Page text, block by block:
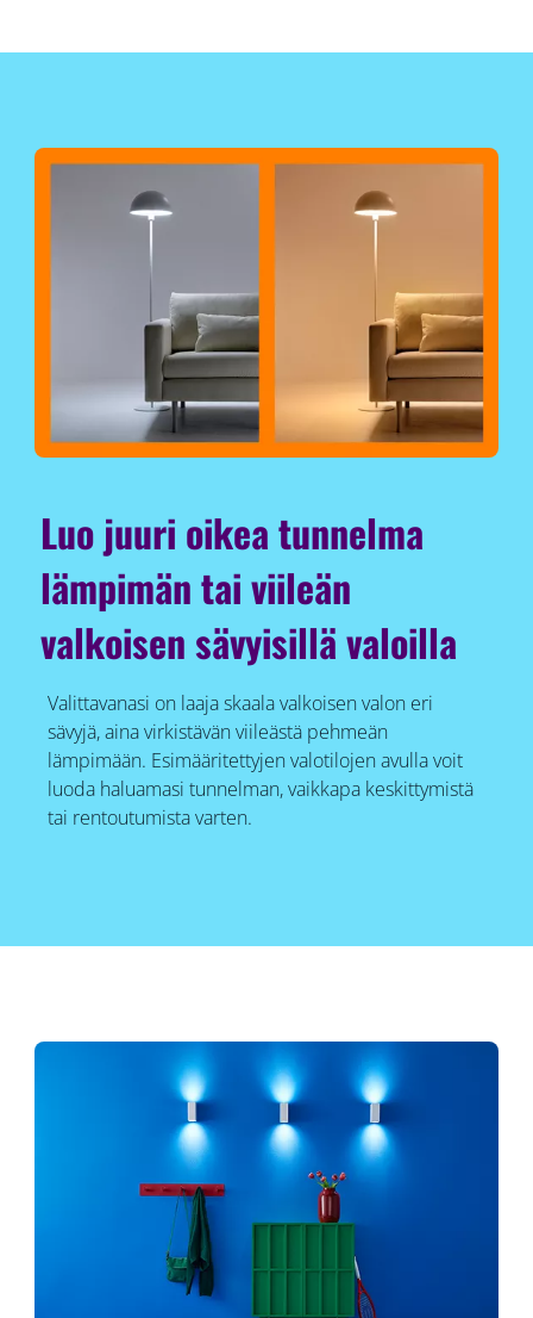
Luo juuri oikea tunnelma
lämpimän tai viileän
valkoisen sävyisillä valoilla
Valittavanasi on laaja skaala valkoisen valon eri
sävyjä, aina virkistävän viileästä pehmeän
lämpimään. Esimääritettyjen valotilojen avulla voit
luoda haluamasi tunnelman, vaikkapa keskittymistä
tai rentoutumista varten.